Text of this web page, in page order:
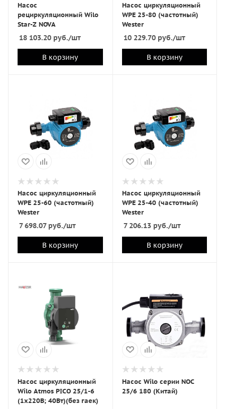
Насос
рециркуляционный Wilo
Star-Z NOVA
18 103.20 руб./шт
В корзину
Насос циркуляционный
WPE 25-80 (частотный)
Wester
10 229.70руб./шт
В корзину
Насос циркуляционный
WPE 25-60 (частотный)
Wester
7 698.07руб./шт
В корзину
Насос циркуляционный
WPE 25-40 (частотный)
Wester
7 206.13руб./шт
В корзину
Насос циркуляционный
Wilo Atmos PICO 25/1-6
(1х220В; 40Вт)(без гаек)
Насос Wilo серии NOС
25/6 180 (Китай)